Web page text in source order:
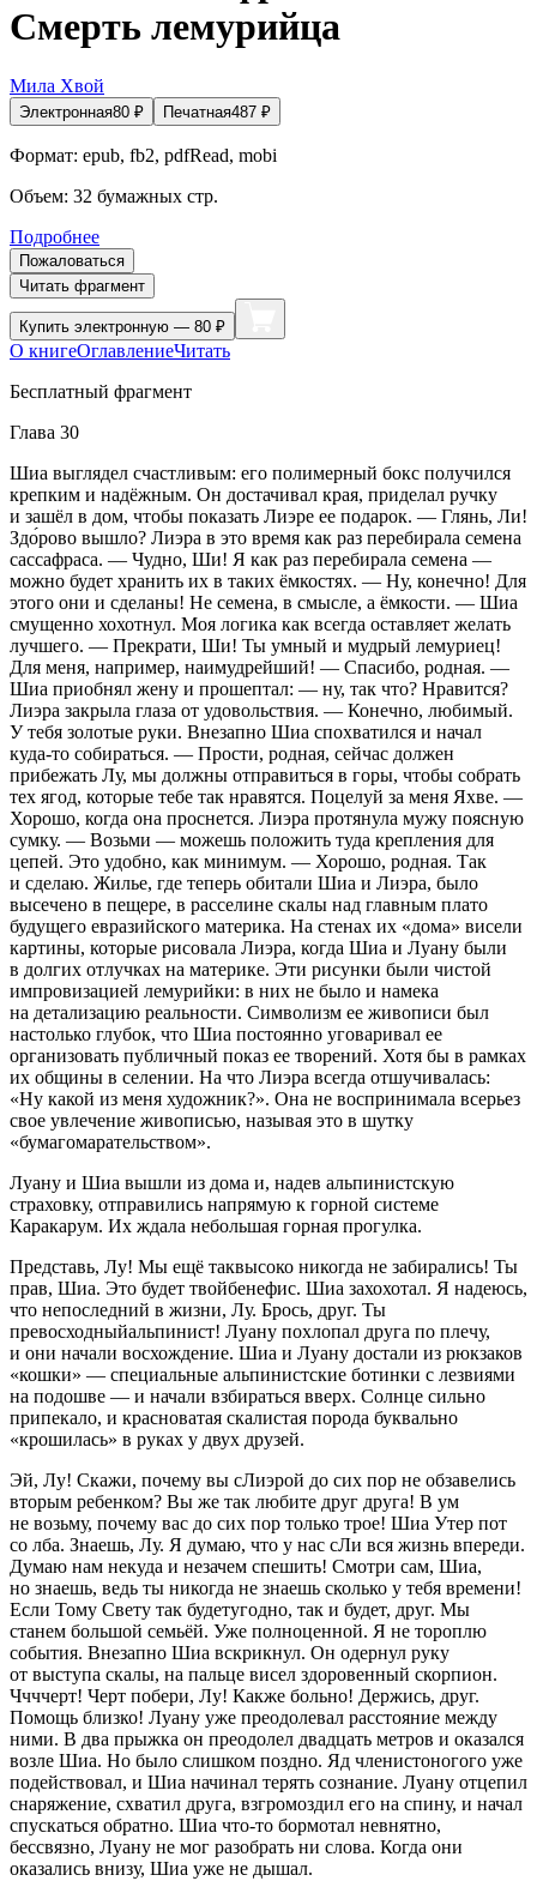
Смерть лемурийца
Мила Хвой
Электронная80 ₽ Печатная487 ₽
Формат: epub, fb2, pdfRead, mobi
Объем: 32 бумажных стр.
Подробнее
Пожаловаться
Читать фрагмент
Купить электронную — 80 ₽
О книгеОглавлениеЧитать
Бесплатный фрагмент
Глава 30
Шиа выглядел счастливым: его полимерный бокс получился
крепким и надёжным. Он достачивал края, приделал ручку
и зашёл в дом, чтобы показать Лиэре ее подарок. — Глянь, Ли!
Здо́рово вышло? Лиэра в это время как раз перебирала семена
сассафраса. — Чудно, Ши! Я как раз перебирала семена —
можно будет хранить их в таких ёмкостях. — Ну, конечно! Для
этого они и сделаны! Не семена, в смысле, а ёмкости. — Шиа
смущенно хохотнул. Моя логика как всегда оставляет желать
лучшего. — Прекрати, Ши! Ты умный и мудрый лемуриец!
Для меня, например, наимудрейший! — Спасибо, родная. —
Шиа приобнял жену и прошептал: — ну, так что? Нравится?
Лиэра закрыла глаза от удовольствия. — Конечно, любимый.
У тебя золотые руки. Внезапно Шиа спохватился и начал
куда-то собираться. — Прости, родная, сейчас должен
прибежать Лу, мы должны отправиться в горы, чтобы собрать
тех ягод, которые тебе так нравятся. Поцелуй за меня Яхве. —
Хорошо, когда она проснется. Лиэра протянула мужу поясную
сумку. — Возьми — можешь положить туда крепления для
цепей. Это удобно, как минимум. — Хорошо, родная. Так
и сделаю. Жилье, где теперь обитали Шиа и Лиэра, было
высечено в пещере, в расселине скалы над главным плато
будущего евразийского материка. На стенах их «дома» висели
картины, которые рисовала Лиэра, когда Шиа и Луану были
в долгих отлучках на материке. Эти рисунки были чистой
импровизацией лемурийки: в них не было и намека
на детализацию реальности. Символизм ее живописи был
настолько глубок, что Шиа постоянно уговаривал ее
организовать публичный показ ее творений. Хотя бы в рамках
их общины в селении. На что Лиэра всегда отшучивалась:
«Ну какой из меня художник?». Она не воспринимала всерьез
свое увлечение живописью, называя это в шутку
«бумагомарательством».
Луану и Шиа вышли из дома и, надев альпинистскую
страховку, отправились напрямую к горной системе
Каракарум. Их ждала небольшая горная прогулка.
Представь, Лу! Мы ещё таквысоко никогда не забирались! Ты
прав, Шиа. Это будет твойбенефис. Шиа захохотал. Я надеюсь,
что непоследний в жизни, Лу. Брось, друг. Ты
превосходныйальпинист! Луану похлопал друга по плечу,
и они начали восхождение. Шиа и Луану достали из рюкзаков
«кошки» — специальные альпинистские ботинки с лезвиями
на подошве — и начали взбираться вверх. Солнце сильно
припекало, и красноватая скалистая порода буквально
«крошилась» в руках у двух друзей.
Эй, Лу! Скажи, почему вы сЛиэрой до сих пор не обзавелись
вторым ребенком? Вы же так любите друг друга! В ум
не возьму, почему вас до сих пор только трое! Шиа Утер пот
со лба. Знаешь, Лу. Я думаю, что у нас сЛи вся жизнь впереди.
Думаю нам некуда и незачем спешить! Смотри сам, Шиа,
но знаешь, ведь ты никогда не знаешь сколько у тебя времени!
Если Тому Свету так будетугодно, так и будет, друг. Мы
станем большой семьёй. Уже полноценной. Я не тороплю
события. Внезапно Шиа вскрикнул. Он одернул руку
от выступа скалы, на пальце висел здоровенный скорпион.
Ччччерт! Черт побери, Лу! Какже больно! Держись, друг.
Помощь близко! Луану уже преодолевал расстояние между
ними. В два прыжка он преодолел двадцать метров и оказался
возле Шиа. Но было слишком поздно. Яд членистоногого уже
подействовал, и Шиа начинал терять сознание. Луану отцепил
снаряжение, схватил друга, взгромоздил его на спину, и начал
спускаться обратно. Шиа что-то бормотал невнятно,
бессвязно, Луану не мог разобрать ни слова. Когда они
оказались внизу, Шиа уже не дышал.